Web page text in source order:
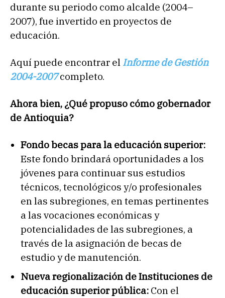
durante su periodo como alcalde (2004–
2007), fue invertido en proyectos de
educación.
Aquí puede encontrar el Informe de Gestión
2004-2007completo.
Ahora bien, ¿Qué propuso cómo gobernador
de Antioquia?
Fondo becas para la educación superior:
Este fondo brindará oportunidades a los
jóvenes para continuar sus estudios
técnicos, tecnológicos y/o profesionales
en las subregiones, en temas pertinentes
a las vocaciones económicas y
potencialidades de las subregiones, a
través de la asignación de becas de
estudio y de manutención.
Nueva regionalización de Instituciones de
educación superior pública: Con el